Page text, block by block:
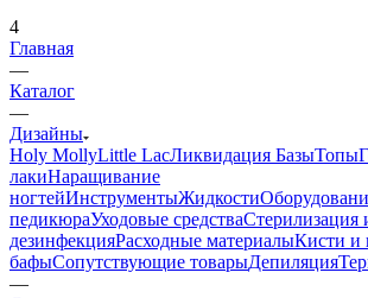
4
Главная
—
Каталог
—
Дизайны
Holy MollyLittle LacЛиквидация БазыТопы
лакиНаращивание
ногтейИнструментыЖидкости
педикюраУходовые средстваСтерилизация
дезинфекцияРасходные материалыКисти и
бафыСопутствующие товарыДепиляция
—